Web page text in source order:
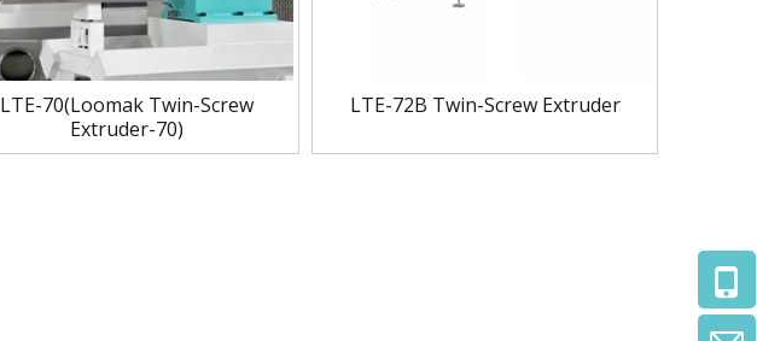
LTE-70(Loomak Twin-Screw
Extruder-70)
LTE-72B Twin-Screw Extruder